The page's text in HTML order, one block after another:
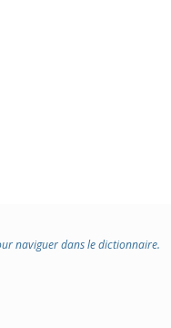
naviguer dans le dictionnaire.